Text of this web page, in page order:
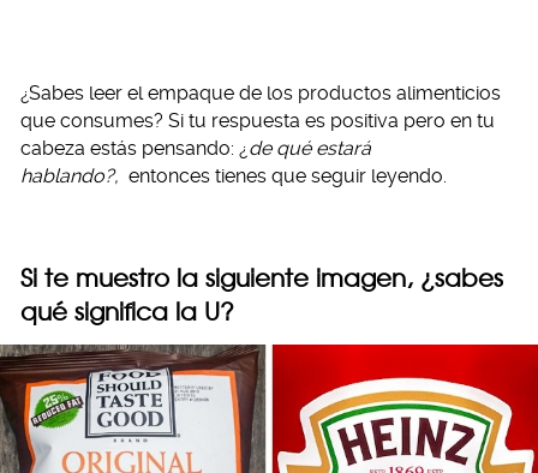
¿Sabes leer el empaque de los productos alimenticios
que consumes? Si tu respuesta es positiva pero en tu
cabeza estás pensando: ¿ de qué estará
hablando?, entonces tienes que seguir leyendo.
Si te muestro la siguiente imagen, ¿sabes
qué significa la U?